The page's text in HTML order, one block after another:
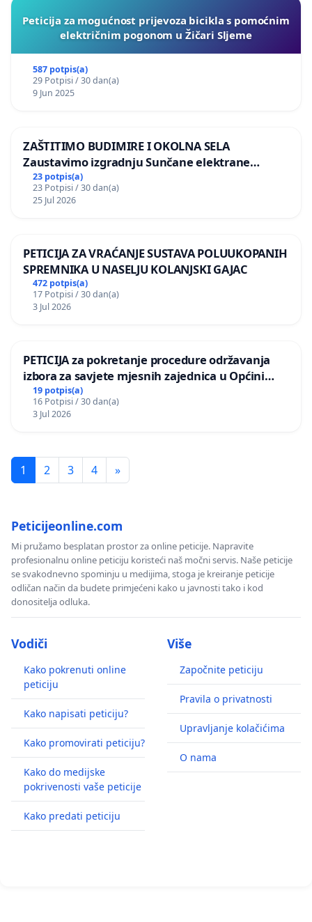
Peticija za mogućnost prijevoza bicikla s pomoćnim
električnim pogonom u Žičari Sljeme
587 potpis(a)
29 Potpisi / 30 dan(a)
9 Jun 2025
ZAŠTITIMO BUDIMIRE I OKOLNA SELA
Zaustavimo izgradnju Sunčane elektrane
Vedrine na području Ugljana
23 potpis(a)
23 Potpisi / 30 dan(a)
25 Jul 2026
PETICIJA ZA VRAĆANJE SUSTAVA POLUUKOPANIH
SPREMNIKA U NASELJU KOLANJSKI GAJAC
472 potpis(a)
17 Potpisi / 30 dan(a)
3 Jul 2026
PETICIJA za pokretanje procedure održavanja
izbora za savjete mjesnih zajednica u Općini
Bugojno
19 potpis(a)
16 Potpisi / 30 dan(a)
3 Jul 2026
1 2 3 4 »
Peticijeonline.com
Mi pružamo besplatan prostor za online peticije. Napravite
profesionalnu online peticiju koristeći naš močni servis. Naše peticije
se svakodnevno spominju u medijima, stoga je kreiranje peticije
odličan način da budete primjećeni kako u javnosti tako i kod
donositelja odluka.
Vodiči
Kako pokrenuti online
peticiju
Kako napisati peticiju?
Kako promovirati peticiju?
Kako do medijske
pokrivenosti vaše peticije
Kako predati peticiju
Više
Započnite peticiju
Pravila o privatnosti
Upravljanje kolačićima
O nama